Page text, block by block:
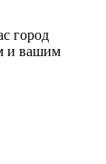
город
и вашим